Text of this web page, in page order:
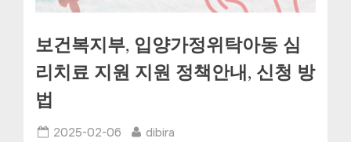
보건복지부, 입양가정위탁아동 심
리치료 지원 지원 정책안내, 신청 방
법
Posted
2025-02-06 By
dibira